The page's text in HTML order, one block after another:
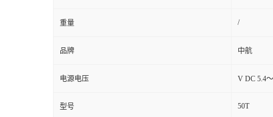
重量 /
品牌 中航
电源电压 V DC 5.4
型号 50T